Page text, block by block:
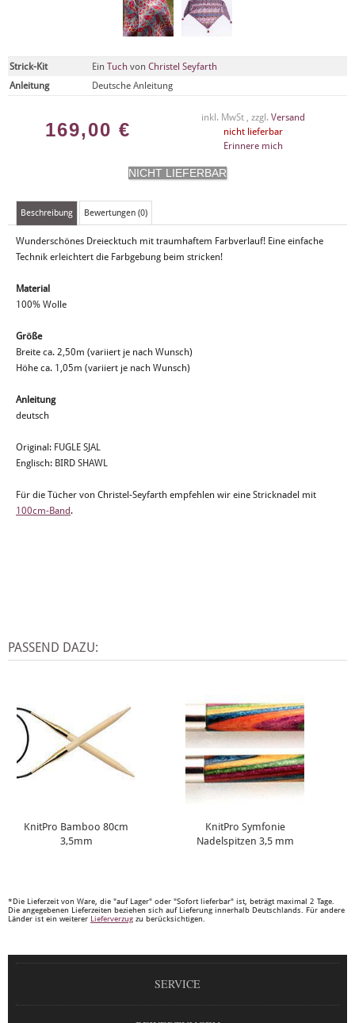
Strick-Kit Ein Tuch von Christel Seyfarth
Anleitung
Deutsche Anleitung
169,00 €
inkl. MwSt , zzgl. Versand
nicht lieferbar
Erinnere mich
Beschreibung Bewertungen (0)
Wunderschönes Dreiecktuch mit traumhaftem Farbverlauf! Eine einfache
Technik erleichtert die Farbgebung beim stricken!
Material
100% Wolle
Größe
Breite ca. 2,50m (variiert je nach Wunsch)
Höhe ca. 1,05m (variiert je nach Wunsch)
Anleitung
deutsch
Original: FUGLE SJAL
Englisch: BIRD SHAWL
Für die Tücher von Christel-Seyfarth empfehlen wir eine Stricknadel mit
100cm-Band .
PASSEND DAZU:
KnitPro Bamboo 80cm
3,5mm
KnitPro Symfonie
Nadelspitzen 3,5 mm
*Die Lieferzeit von Ware, die "auf Lager" oder "Sofort lieferbar" ist, beträgt maximal 2 Tage.
Die angegebenen Lieferzeiten beziehen sich auf Lieferung innerhalb Deutschlands. Für andere
Länder ist ein weiterer Lieferverzug zu berücksichtigen.
SERVICE